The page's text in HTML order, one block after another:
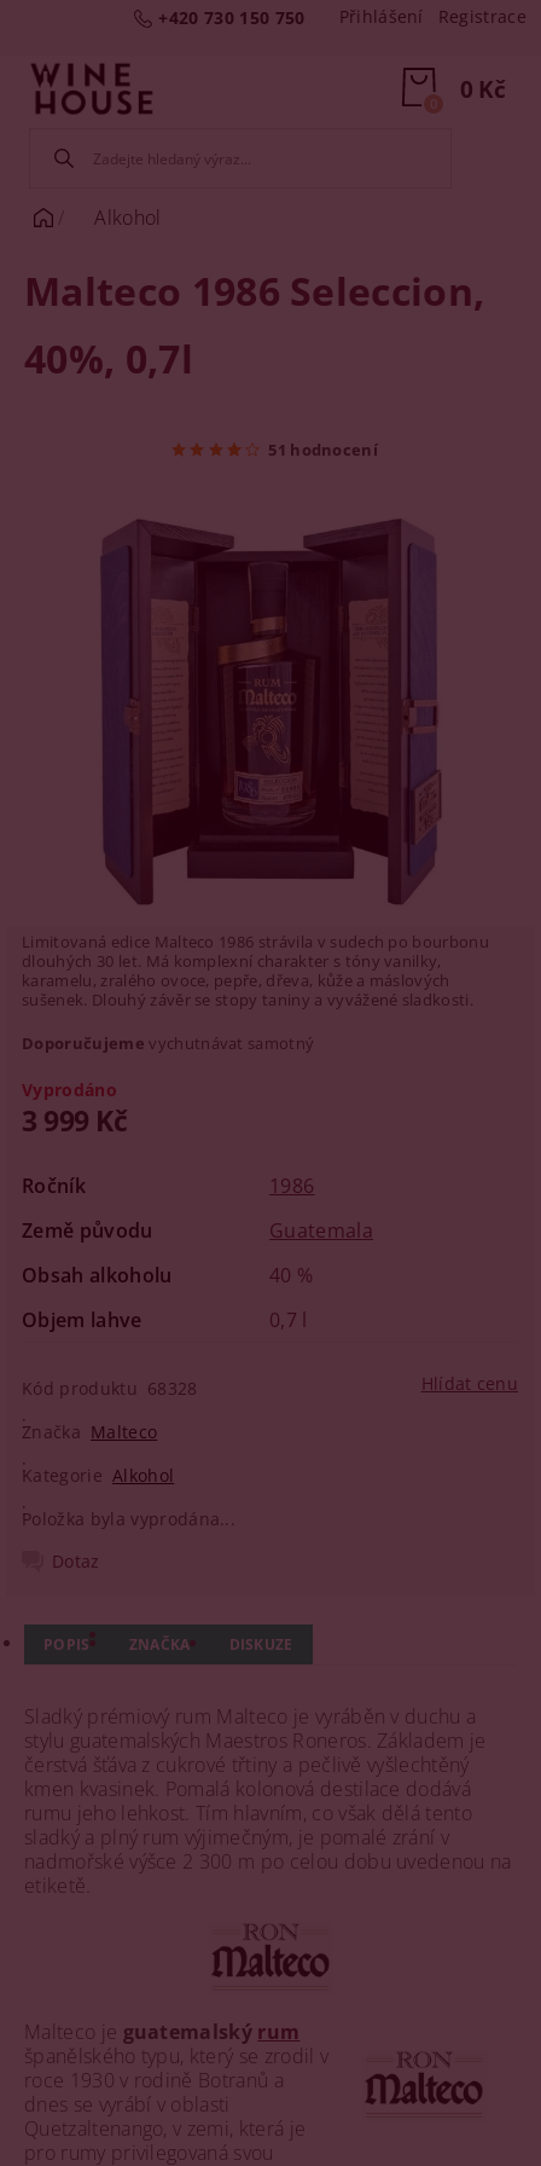
+420 730 150 750 Přihlášení Registrace
0 Kč
0
Alkohol
Malteco 1986 Seleccion,
40%, 0,7l
51 hodnocení
Limitovaná edice Malteco 1986 strávila v sudech po bourbonu
dlouhých 30 let. Má komplexní charakter s tóny vanilky,
karamelu, zralého ovoce, pepře, dřeva, kůže a máslových
sušenek. Dlouhý závěr se stopy taniny a vyvážené sladkosti.
Doporučujemevychutnávat samotný
Vyprodáno
3 999 Kč
Ročník
1986
Země původu
Guatemala
Obsah alkoholu
40 %
Objem lahve
0,7 l
Kód produktu 68328
Značka Malteco
Kategorie Alkohol
Položka byla vyprodána...
Hlídat cenu
Dotaz
POPIS ZNAČKA DISKUZE
Sladký prémiový rum Malteco je vyráběn v duchu a
stylu guatemalských Maestros Roneros. Základem je
čerstvá šťáva z cukrové třtiny a pečlivě vyšlechtěný
kmen kvasinek. Pomalá kolonová destilace dodává
rumu jeho lehkost. Tím hlavním, co však dělá tento
sladký a plný rum výjimečným, je pomalé zrání v
nadmořské výšce 2 300 m po celou dobu uvedenou na
etiketě.
Malteco je guatemalský rum
španělského typu, který se zrodil v
roce 1930 v rodině Botranů a
dnes se vyrábí v oblasti
Quetzaltenango, v zemi, která je
pro rumy privilegovaná svou